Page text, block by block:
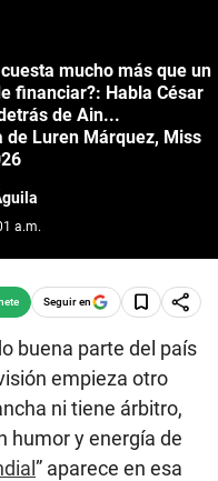
mucho más que un
financiar?: Habla César
de Ain...
de Luren Márquez, Miss
a.m.
Seguir en
buena parte del país
empieza otro
ni tiene árbitro,
humor y energía de
” aparece en esa